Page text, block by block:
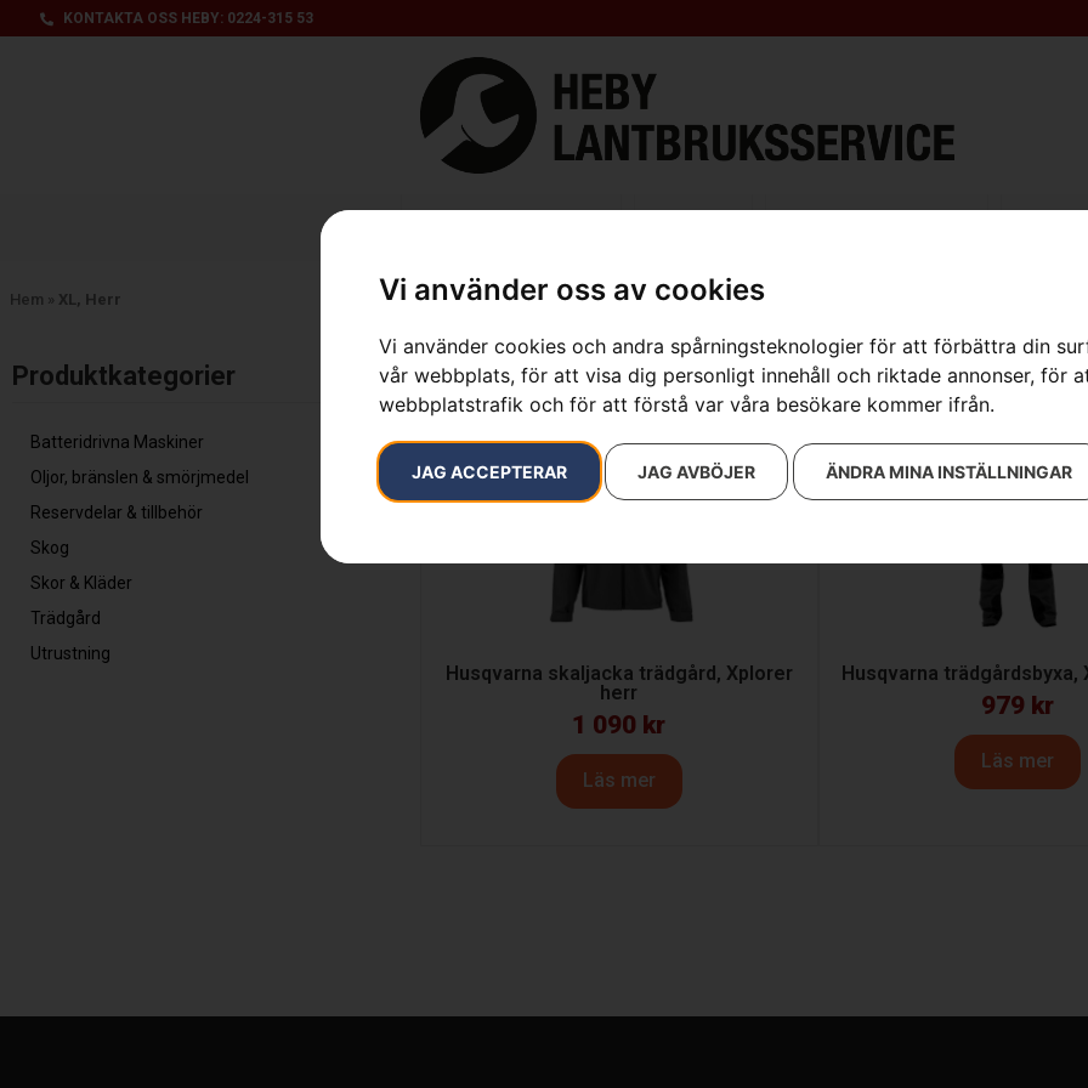
Vi använder oss av cookies
Vi använder cookies och andra spårningsteknologier för att förbättra din
vår webbplats, för att visa dig personligt innehåll och riktade annonser, för
webbplatstrafik och för att förstå var våra besökare kommer ifrån.
JAG ACCEPTERAR JAG AVBÖJER ÄNDRA MINA INSTÄLLNINGAR
KONTAKTA OSS HEBY: 0224-315 53
Hem » XL, Herr
Produktkategorier​
Batteridrivna Maskiner
Oljor, bränslen & smörjmedel
Reservdelar & tillbehör
Skog
Skor & Kläder
Trädgård
Utrustning
Visar alla 2 resultat
Husqvarna skaljacka trädgård, Xplorer
herr
1 090 kr
Läs mer
Husqvarna trädgårdsbyxa,
979 kr
Läs mer